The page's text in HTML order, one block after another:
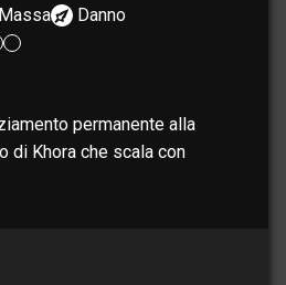
Danno
permanente alla
di Khora che scala con